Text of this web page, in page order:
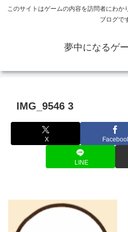
このサイトはゲームの内容を訪問者にわか
ブログで
夢中になるゲ
IMG_9546 3
X
LINE